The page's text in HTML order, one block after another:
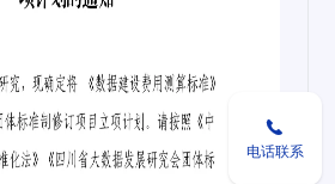

电话联系